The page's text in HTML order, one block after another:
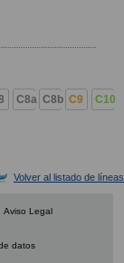
C8a C8b C9 C10
Volver al listado de líneas
Aviso Legal
datos